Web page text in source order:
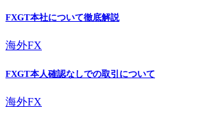
FXGT本社について徹底解説
海外FX
FXGT本人確認なしでの取引について
海外FX